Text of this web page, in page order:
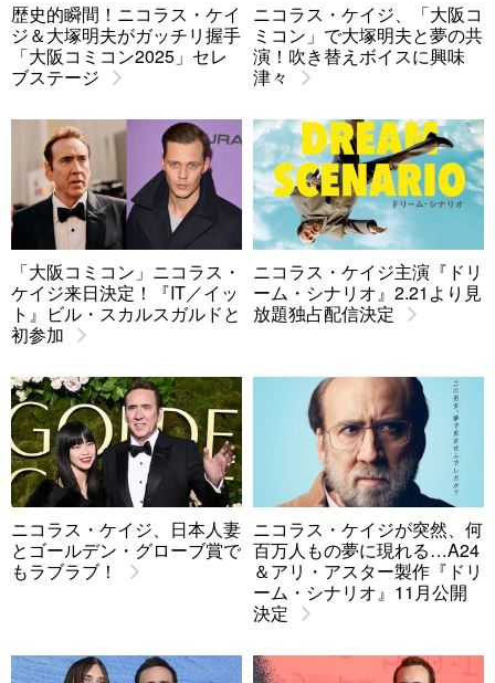
歴史的瞬間！ニコラス・ケイ
ジ＆大塚明夫がガッチリ握手
「大阪コミコン2025」セレ
ブステージ
ニコラス・ケイジ、「大阪コ
ミコン」で大塚明夫と夢の共
演！吹き替えボイスに興味
津々
「大阪コミコン」ニコラス・
ケイジ来日決定！『IT／イッ
ト』ビル・スカルスガルドと
初参加
ニコラス・ケイジ主演『ドリ
ーム・シナリオ』2.21より見
放題独占配信決定
ニコラス・ケイジ、日本人妻
とゴールデン・グローブ賞で
もラブラブ！
ニコラス・ケイジが突然、何
百万人もの夢に現れる…A24
＆アリ・アスター製作『ドリ
ーム・シナリオ』11月公開
決定